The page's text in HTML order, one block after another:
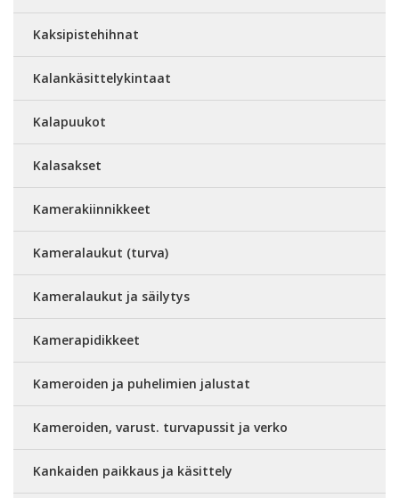
Kaksipistehihnat
Kalankäsittelykintaat
Kalapuukot
Kalasakset
Kamerakiinnikkeet
Kameralaukut (turva)
Kameralaukut ja säilytys
Kamerapidikkeet
Kameroiden ja puhelimien jalustat
Kameroiden, varust. turvapussit ja verko
Kankaiden paikkaus ja käsittely